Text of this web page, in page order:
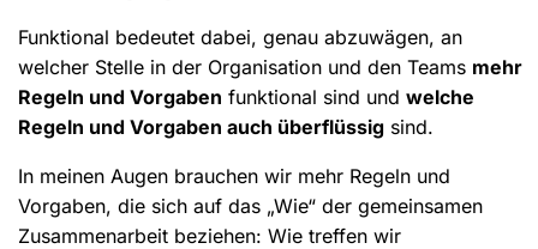
Funktional bedeutet dabei, genau abzuwägen, an
welcher Stelle in der Organisation und den Teams mehr
Regeln und Vorgaben funktional sind und welche
Regeln und Vorgaben auch überflüssig sind.
In meinen Augen brauchen wir mehr Regeln und
Vorgaben, die sich auf das „Wie“ der gemeinsamen
Zusammenarbeit beziehen: Wie treffen wir